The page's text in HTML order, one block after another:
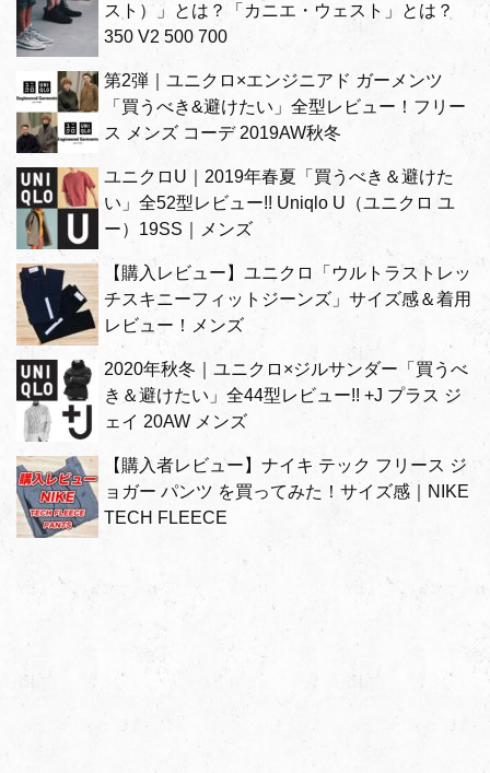
スト）」とは？「カニエ・ウェスト」とは？
350 V2 500 700
第2弾｜ユニクロ×エンジニアド ガーメンツ
「買うべき&避けたい」全型レビュー！フリー
ス メンズ コーデ 2019AW秋冬
ユニクロU｜2019年春夏「買うべき＆避けた
い」全52型レビュー!! Uniqlo U（ユニクロ ユ
ー）19SS｜メンズ
【購入レビュー】ユニクロ「ウルトラストレッ
チスキニーフィットジーンズ」サイズ感＆着用
レビュー！メンズ
2020年秋冬｜ユニクロ×ジルサンダー「買うべ
き＆避けたい」全44型レビュー!! +J プラス ジ
ェイ 20AW メンズ
【購入者レビュー】ナイキ テック フリース ジ
ョガー パンツ を買ってみた！サイズ感｜NIKE
TECH FLEECE